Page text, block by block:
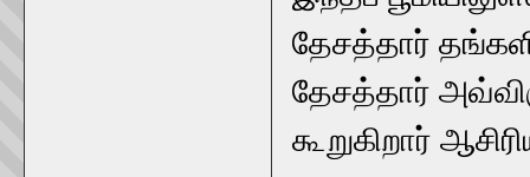
தேசத்தார்
தேசத்தார்
கூறுகிறார்